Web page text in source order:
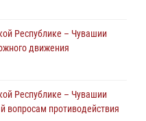
продукции (видео)
рассказал
о службе в ВДВ
Республике – Чувашии
движения
Республике – Чувашии
вопросам противодействия